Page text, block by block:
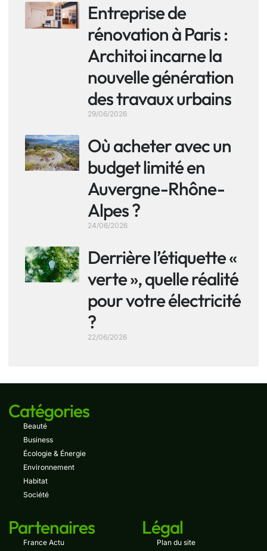
Entreprise de
rénovation à Paris :
Architoi incarne la
nouvelle génération
des travaux urbains
29/06/2026
Où acheter avec un
budget limité en
Auvergne-Rhône-
Alpes ?
24/06/2026
Derrière l’étiquette «
verte », quelle réalité
pour votre électricité
?
22/06/2026
Catégories
Beauté
Business
Écologie & Énergie
Environnement
Habitat
Société
Partenaires
France Actu
Légal
Plan du site